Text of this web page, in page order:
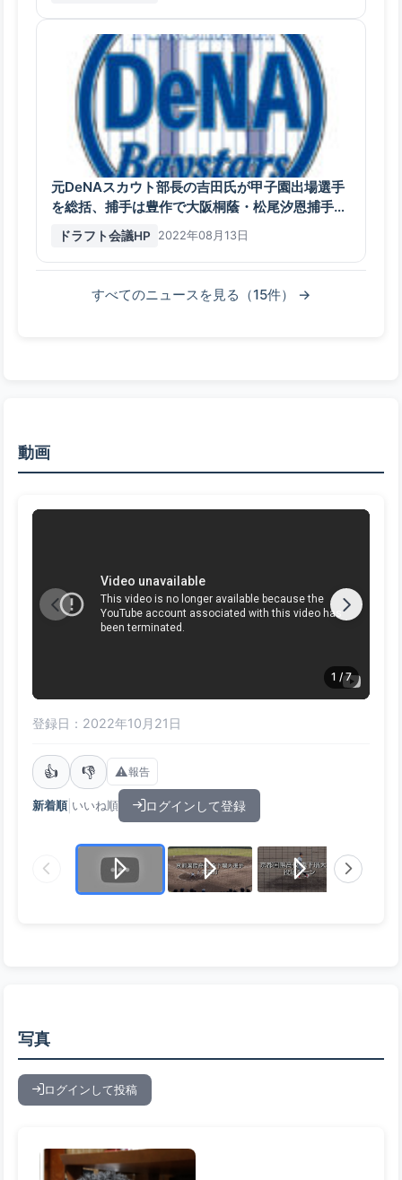
元DeNAスカウト部長の吉田氏が甲子園出場選手
を総括、捕手は豊作で大阪桐蔭・松尾汐恩捕手な
ドラフト会議HP 2022年08月13日
すべてのニュースを見る（15件） →
動画
1 / 7
登録日：2022年10月21日
👍 👎 ⚠️報告
新着順| いいね順 ログインして登録
写真
ログインして投稿